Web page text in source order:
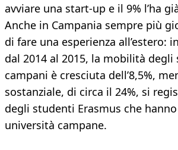
avviare una start-up e il 9% l’ha
Anche in Campania sempre più
di fare una esperienza all’estero:
dal 2014 al 2015, la mobilità degli
campani è cresciuta dell’8,5%,
sostanziale, di circa il 24%, si
degli studenti Erasmus che
università campane.